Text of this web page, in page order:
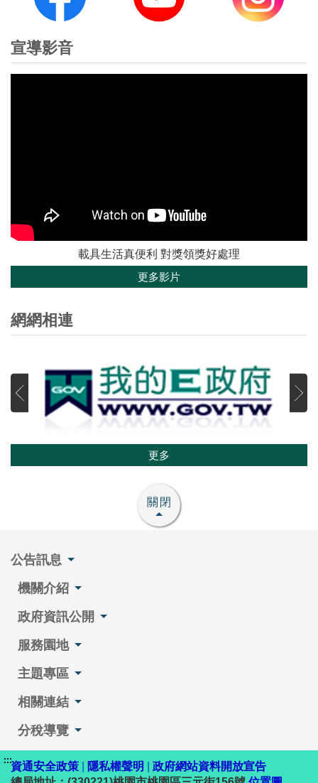
宣導影音
載具生活真便利 對獎領獎好處理
更多影片
網網相連
更多
關閉
公告訊息
機關介紹
政府資訊公開
服務園地
主題專區
相關連結
分稅導覽
:::資通安全政策 隱私權聲明
政府網站資料開放宣告